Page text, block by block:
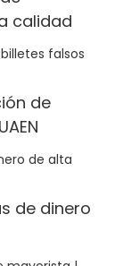
calidad
de
de dinero